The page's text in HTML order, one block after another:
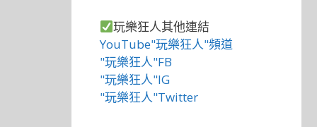
玩樂狂人其他連結
YouTube"玩樂狂人"頻道
"玩樂狂人"FB
"玩樂狂人"IG
"玩樂狂人"Twitter